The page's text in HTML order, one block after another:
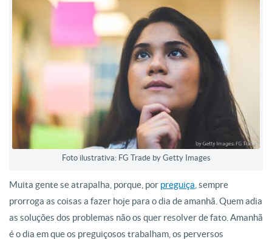
Foto ilustrativa: FG Trade by Getty Images
Muita gente se atrapalha, porque, por preguiça , sempre
prorroga as coisas a fazer hoje para o dia de amanhã. Quem adia
as soluções dos problemas não os quer resolver de fato. Amanhã
é o dia em que os preguiçosos trabalham, os perversos